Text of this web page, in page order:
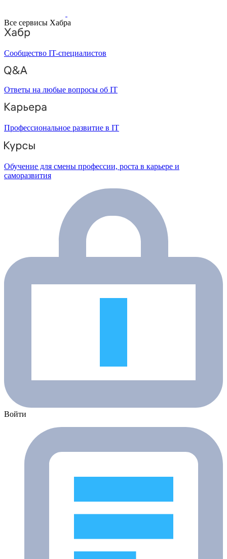
Все сервисы Хабра
Сообщество IT-специалистов
Ответы на любые вопросы об IT
Профессиональное развитие в IT
Обучение для смены профессии, роста в карьере и
саморазвития
Войти